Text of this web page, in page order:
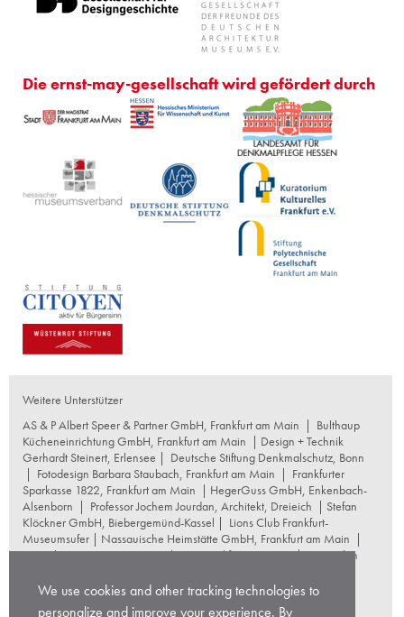
We use cookies and other tracking technologies to
personalize and improve your experience. By
Die ernst-may-gesellschaft wird gefördert durch
Weitere Unterstützer
AS & P Albert Speer & Partner GmbH, Frankfurt am Main | Bulthaup
Kücheneinrichtung GmbH, Frankfurt am Main | Design + Technik
Gerhardt Steinert, Erlensee | Deutsche Stiftung Denkmalschutz, Bonn
| Fotodesign Barbara Staubach, Frankfurt am Main | Frankfurter
Sparkasse 1822, Frankfurt am Main | HegerGuss GmbH, Enkenbach-
Alsenborn | Professor Jochem Jourdan, Architekt, Dreieich | Stefan
Klöckner GmbH, Biebergemünd-Kassel | Lions Club Frankfurt-
Museumsufer | Nassauische Heimstätte GmbH, Frankfurt am Main |
Naumburg Restaurierungswerkstatt, Frankfurt am Main|Reproplan
Landschaftsbau GmbH+Co KG, Frankfurt am Main|
schneider+schumacher Architekten, Frankfurt am Main